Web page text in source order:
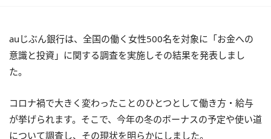
auじぶん銀行は、全国の働く女性500名を対象に「お金への
意識と投資」に関する調査を実施しその結果を発表しまし
た。
コロナ禍で大きく変わったことのひとつとして働き方・給与
が挙げられます。そこで、今年の冬のボーナスの予定や使い道
について調査し、その現状を明らかにしました。